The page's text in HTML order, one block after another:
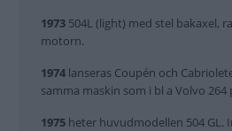
1973 504L (light) med stel bakaxel,
motorn.
1974 lanseras Coupén och
samma maskin som i bl a Volvo 264
1975 heter huvudmodellen 504 GL.